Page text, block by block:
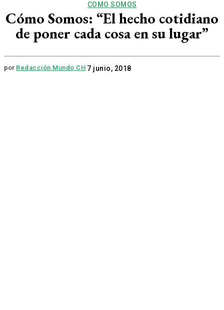
COMO SOMOS
Cómo Somos: “El hecho cotidiano
de poner cada cosa en su lugar”
por Redacción Mundo CH 7 junio, 2018